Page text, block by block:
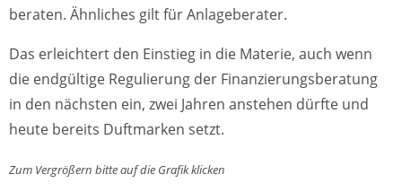
beraten. Ähnliches gilt für Anlageberater.
Das erleichtert den Einstieg in die Materie, auch wenn
die endgültige Regulierung der Finanzierungsberatung
in den nächsten ein, zwei Jahren anstehen dürfte und
heute bereits Duftmarken setzt.
Zum Vergrößern bitte auf die Grafik klicken